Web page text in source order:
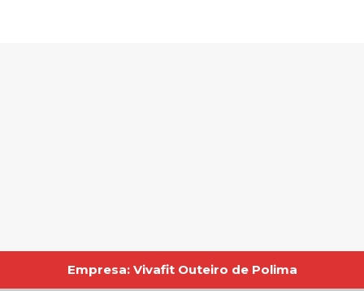
Empresa: Vivafit Outeiro de Polima